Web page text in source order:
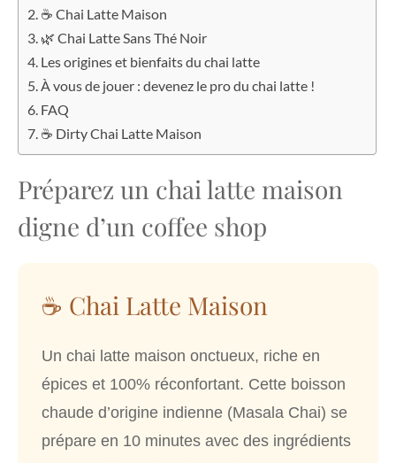
☕ Chai Latte Maison
🌿 Chai Latte Sans Thé Noir
Les origines et bienfaits du chai latte
À vous de jouer : devenez le pro du chai latte !
FAQ
☕ Dirty Chai Latte Maison
Préparez un chai latte maison
digne d’un coffee shop
☕ Chai Latte Maison
Un chai latte maison onctueux, riche en
épices et 100% réconfortant. Cette boisson
chaude d’origine indienne (Masala Chai) se
prépare en 10 minutes avec des ingrédients